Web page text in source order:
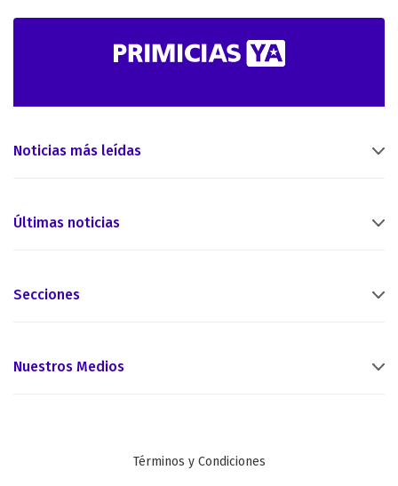
Noticias más leídas
Últimas noticias
Secciones
Nuestros Medios
Términos y Condiciones